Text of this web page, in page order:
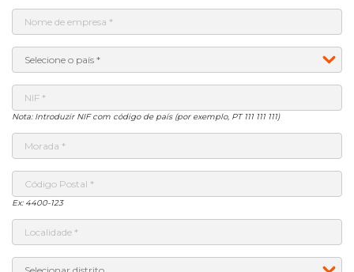
Nota: Introduzir NIF com código de país (por exemplo, PT 111 111 111)
Ex: 4400-123